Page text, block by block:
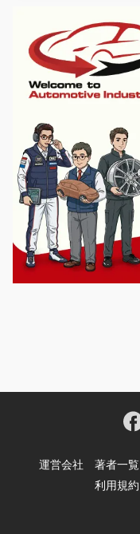
運営会社 著者一覧
利用規約